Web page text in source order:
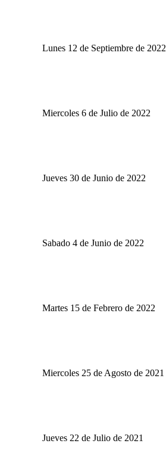
Lunes 12 de Septiembre de 2022
Miercoles 6 de Julio de 2022
Jueves 30 de Junio de 2022
Sabado 4 de Junio de 2022
Martes 15 de Febrero de 2022
Miercoles 25 de Agosto de 2021
Jueves 22 de Julio de 2021